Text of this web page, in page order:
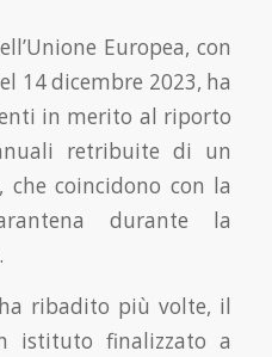
Europea, con
14 dicembre 2023, ha
in merito al riporto
retribuite di un
che coincidono con la
durante la
ribadito più volte, il
istituto finalizzato a